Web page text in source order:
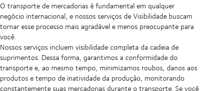
O transporte de mercadorias é fundamental em qualquer
negócio internacional, e nossos serviços de Visibilidade buscam
tornar esse processo mais agradável e menos preocupante para
você.
Nossos serviços incluem visibilidade completa da cadeia de
suprimentos. Dessa forma, garantimos a conformidade do
transporte e, ao mesmo tempo, minimizamos roubos, danos aos
produtos e tempo de inatividade da produção, monitorando
constantemente suas mercadorias durante o transporte. Se você